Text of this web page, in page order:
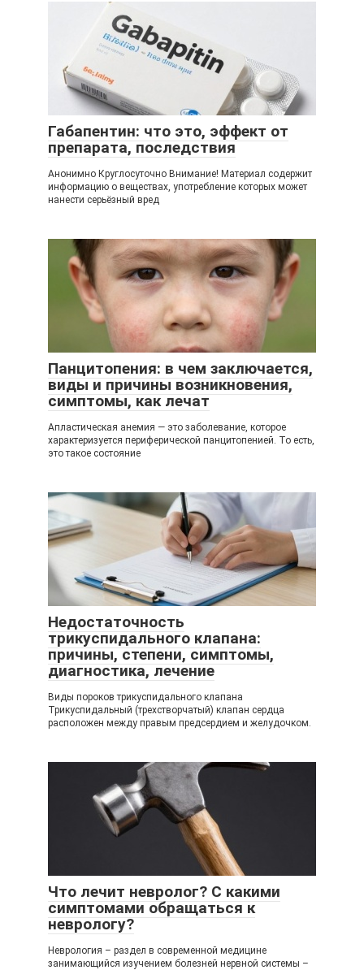
Габапентин: что это, эффект от
препарата, последствия
Анонимно Круглосуточно Внимание! Материал содержит
информацию о веществах, употребление которых может
нанести серьёзный вред
Панцитопения: в чем заключается,
виды и причины возникновения,
симптомы, как лечат
Апластическая анемия — это заболевание, которое
характеризуется периферической панцитопенией. То есть,
это такое состояние
Недостаточность
трикуспидального клапана:
причины, степени, симптомы,
диагностика, лечение
Виды пороков трикуспидального клапана
Трикуспидальный (трехстворчатый) клапан сердца
расположен между правым предсердием и желудочком.
Что лечит невролог? С какими
симптомами обращаться к
неврологу?
Неврология – раздел в современной медицине
занимающийся изучением болезней нервной системы –